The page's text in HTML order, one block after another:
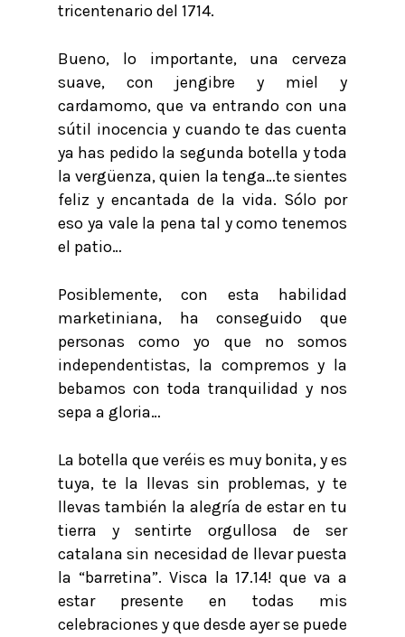
tricentenario del 1714.
Bueno, lo importante, una cerveza
suave, con jengibre y miel y
cardamomo, que va entrando con una
sútil inocencia y cuando te das cuenta
ya has pedido la segunda botella y toda
la vergüenza, quien la tenga…te sientes
feliz y encantada de la vida. Sólo por
eso ya vale la pena tal y como tenemos
el patio…
Posiblemente, con esta habilidad
marketiniana, ha conseguido que
personas como yo que no somos
independentistas, la compremos y la
bebamos con toda tranquilidad y nos
sepa a gloria…
La botella que veréis es muy bonita, y es
tuya, te la llevas sin problemas, y te
llevas también la alegría de estar en tu
tierra y sentirte orgullosa de ser
catalana sin necesidad de llevar puesta
la “barretina”. Visca la 17.14! que va a
estar presente en todas mis
celebraciones y que desde ayer se puede